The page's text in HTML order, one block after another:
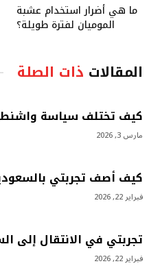
ما هي أضرار استخدام عشبة
الموميان لفترة طويلة؟
المقالات ذات الصلة
كيف تختلف سياسة
مارس 3, 2026
كيف أصف تجربتي
فبراير 22, 2026
تجربتي في الانتقال إلى
فبراير 22, 2026